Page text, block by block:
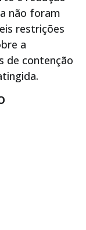
não foram
restrições
a
de contenção